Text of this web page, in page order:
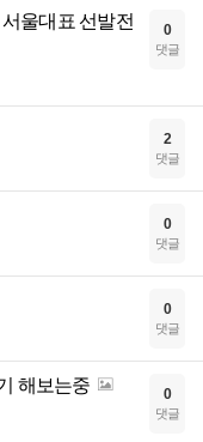
울대표 선발전 0
댓글
2
댓글
0
댓글
0
댓글
해보는중 0
댓글